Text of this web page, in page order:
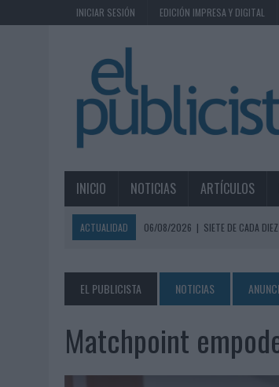
INICIAR SESIÓN EDICIÓN IMPRESA Y DIGITAL
INICIO NOTICIAS ARTÍCULOS
ACTUALIDAD 06/08/2026 | SIETE DE CADA
06/08/2026 | EL USO DE LA IA GENERATIVA
06/08/2026
SYSTEM1 NOMBRA A KIMBERLY
06/08/2026
FRIGO Y UNIQLO LANZAN UNA
EL PUBLICISTA NOTICIAS
Matchpoint